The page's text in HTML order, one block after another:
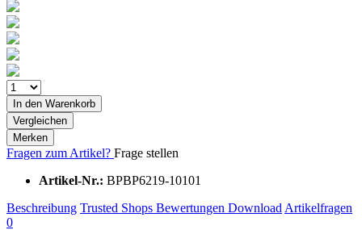
In den Warenkorb
Vergleichen
Merken
Fragen zum Artikel? Frage stellen
Artikel-Nr.: BPBP6219-10101
Beschreibung Trusted Shops Bewertungen Download Artikelfragen
0